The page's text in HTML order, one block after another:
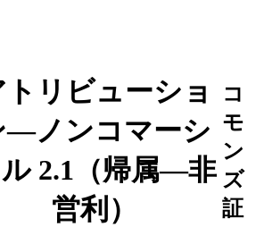
トリビューショ
—ノンコマーシ
2.1（帰属—非
営利）
コ
モ
ン
ズ
証